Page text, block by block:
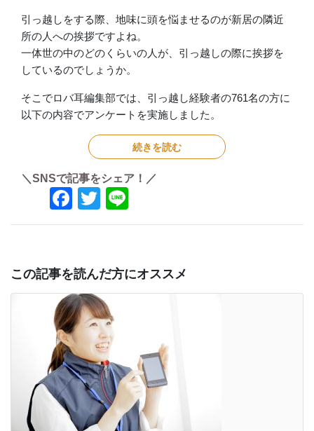
引っ越しをする際、地味に頭を悩ませるのが新居の隣近
所の人への挨拶ですよね。
一体世の中のどのくらいの人が、引っ越しの際に挨拶を
しているのでしょうか。
そこでロバ耳編集部では、引っ越し経験者の761名の方に
以下の内容でアンケートを実施しました。
続きを読む
＼SNSで記事をシェア！／
Facebook
Twitter
この記事を読んだ方にオススメ